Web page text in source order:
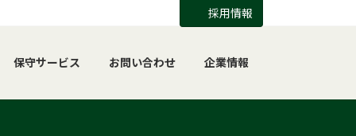
採用情報
保守サービス お問い合わせ 企業情報